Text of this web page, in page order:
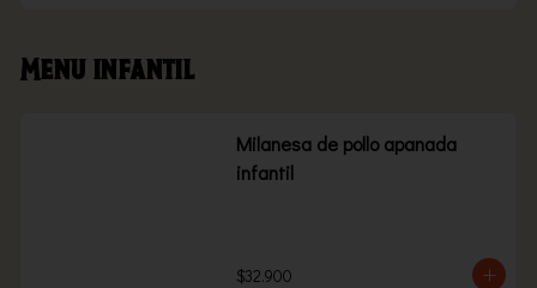
Menu infantil
Milanesa de pollo apanada
infantil
$32.900